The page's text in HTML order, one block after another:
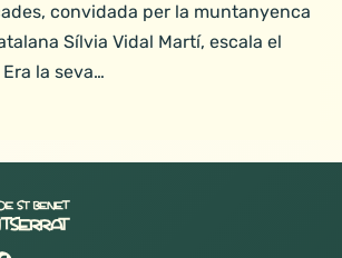
convidada per la muntanyenca
Sílvia Vidal Martí, escala el
la seva…